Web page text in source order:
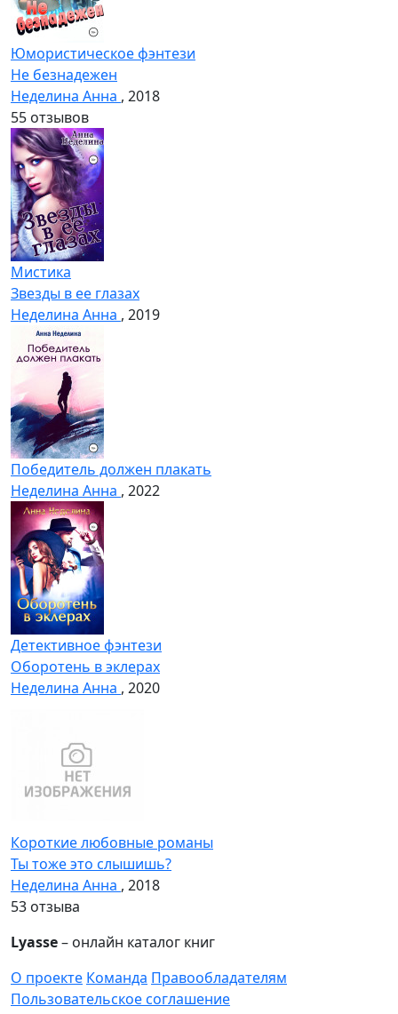
Юмористическое фэнтези
Не безнадежен
Неделина Анна , 2018
55 отзывов
Мистика
Звезды в ее глазах
Неделина Анна , 2019
Победитель должен плакать
Неделина Анна , 2022
Детективное фэнтези
Оборотень в эклерах
Неделина Анна , 2020
Короткие любовные романы
Ты тоже это слышишь?
Неделина Анна , 2018
53 отзыва
Lyasse– онлайн каталог книг
О проекте Команда Правообладателям
Пользовательское соглашение